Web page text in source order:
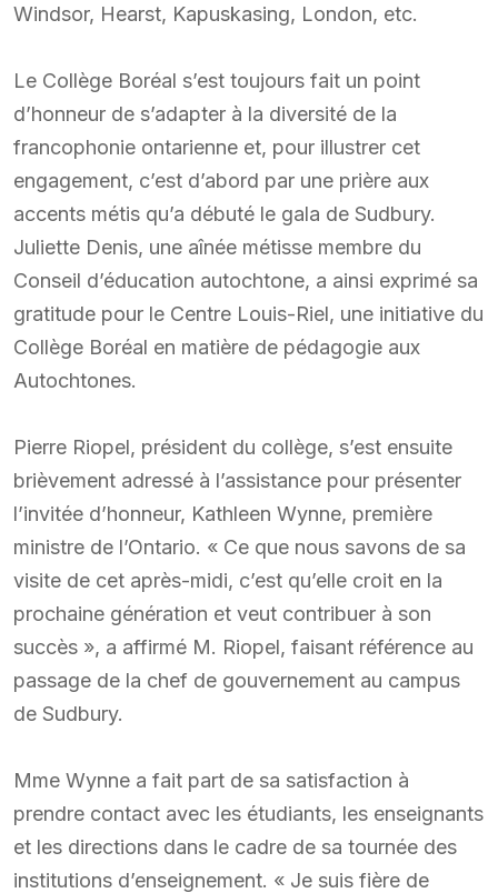
Windsor, Hearst, Kapuskasing, London, etc.
Le Collège Boréal s’est toujours fait un point
d’honneur de s’adapter à la diversité de la
francophonie ontarienne et, pour illustrer cet
engagement, c’est d’abord par une prière aux
accents métis qu’a débuté le gala de Sudbury.
Juliette Denis, une aînée métisse membre du
Conseil d’éducation autochtone, a ainsi exprimé sa
gratitude pour le Centre Louis-Riel, une initiative du
Collège Boréal en matière de pédagogie aux
Autochtones.
Pierre Riopel, président du collège, s’est ensuite
brièvement adressé à l’assistance pour présenter
l’invitée d’honneur, Kathleen Wynne, première
ministre de l’Ontario. « Ce que nous savons de sa
visite de cet après-midi, c’est qu’elle croit en la
prochaine génération et veut contribuer à son
succès », a affirmé M. Riopel, faisant référence au
passage de la chef de gouvernement au campus
de Sudbury.
Mme Wynne a fait part de sa satisfaction à
prendre contact avec les étudiants, les enseignants
et les directions dans le cadre de sa tournée des
institutions d’enseignement. « Je suis fière de